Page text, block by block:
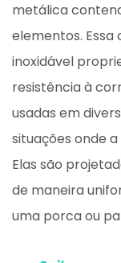
metálica
elementos.
inoxidável
resistência à
usadas em
situações onde
Elas são
de maneira
uma porca ou